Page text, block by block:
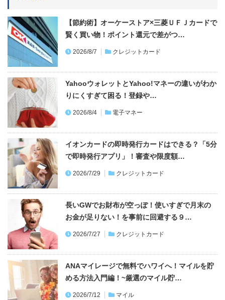
【節約術】オーケーストア×三菱ＵＦＪカードで
賢く買い物！ポイント還元で差がつ…
2026/8/7 クレジットカード
YahooウォレットとYahoo!マネーの違いがわか
りにくすぎて困る！登録や…
2026/8/4 電子マネー
イオンカードの即時発行カードはできる？「5分
で即時発行アプリ」！審査や限度額…
2026/7/29 クレジットカード
長いGWでお財布が空っぽ！使いすぎで月末の
お金が足りない！を事前に回避する９…
2026/7/27 クレジットカード
ANAマイレージで無料でハワイへ！マイルを貯
める方法入門編！~厳選のマイル貯…
2026/7/12 マイル